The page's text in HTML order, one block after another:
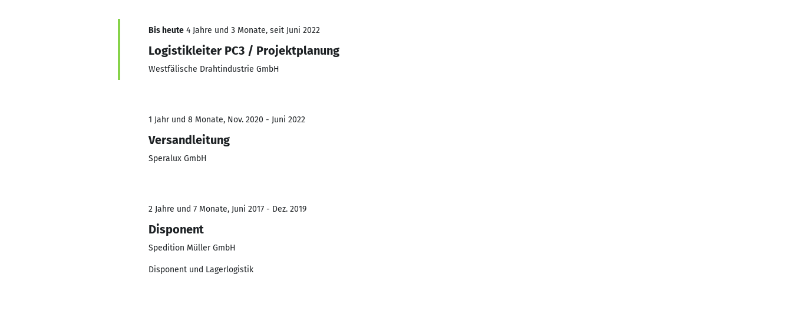
Bis heute 4 Jahre und 3 Monate, seit Juni 2022
Logistikleiter PC3 / Projektplanung
Westfälische Drahtindustrie GmbH
1 Jahr und 8 Monate, Nov. 2020 - Juni 2022
Versandleitung
Speralux GmbH
2 Jahre und 7 Monate, Juni 2017 - Dez. 2019
Disponent
Spedition Müller GmbH
Disponent und Lagerlogistik